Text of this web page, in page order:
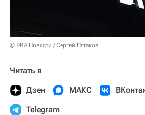
© РИА Новости / Сергей Пятаков
Читать в
Дзен МАКС
Telegram